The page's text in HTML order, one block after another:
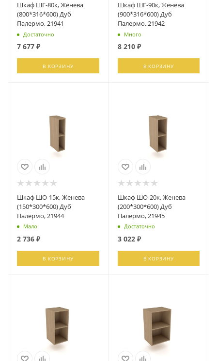
Шкаф ШГ-80к, Женева
(800*316*600) Дуб
Палермо, 21941
Достаточно
7 677 ₽
В КОРЗИНУ
Шкаф ШГ-90к, Женева
(900*316*600) Дуб
Палермо, 21942
Много
8 210₽
В КОРЗИНУ
Шкаф ШО-15к, Женева
(150*300*600) Дуб
Палермо, 21944
Мало
2 736 ₽
В КОРЗИНУ
Шкаф ШО-20к, Женева
(200*300*600) Дуб
Палермо, 21945
Достаточно
3 022₽
В КОРЗИНУ